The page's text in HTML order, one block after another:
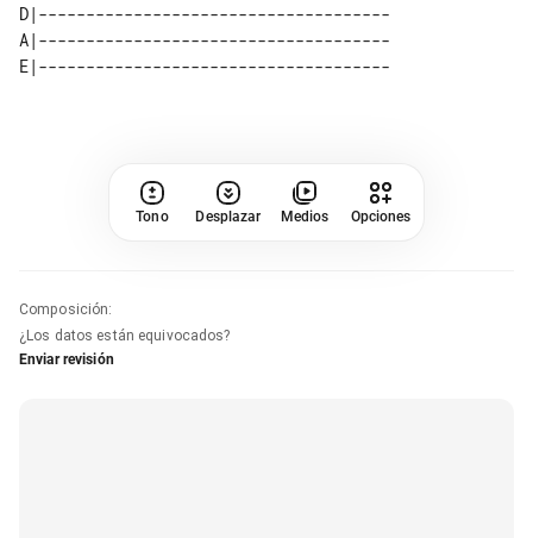
D|-------------------------------------
A|-------------------------------------
Tono Desplazar Medios Opciones
Composición:
¿Los datos están equivocados?
Enviar revisión